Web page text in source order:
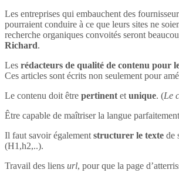
Les entreprises qui embauchent des
pourraient conduire à ce que leurs sites ne
recherche organiques convoités seront
Richard.
Les rédacteurs de qualité de contenu pour
Ces articles sont écrits non seulement pour
Le contenu doit être pertinent et unique. (Le
Être capable de maîtriser la langue
Il faut savoir également structurer le texte de
(H1,h2,..).
Travail des liens url, pour que la page